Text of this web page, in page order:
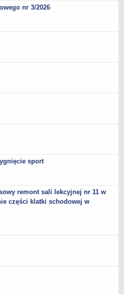
nr 3/2026
sport
remont sali lekcyjnej nr 11 w
części klatki schodowej w